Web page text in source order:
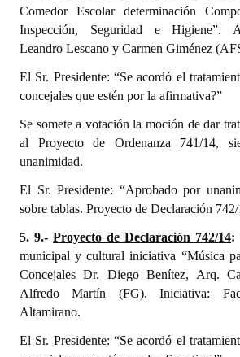
Comedor Escolar determinación
Inspección, Seguridad e Higiene”.
Leandro Lescano y Carmen Giménez
El Sr. Presidente: “Se acordó el
concejales que estén por la afirmativa?”
Se somete a votación la moción de dar
al Proyecto de Ordenanza 741/14,
unanimidad.
El Sr. Presidente: “Aprobado por
sobre tablas. Proyecto de Declaración 742/
5. 9.- Proyecto de Declaración 742/14:
municipal y cultural iniciativa “Música
Concejales Dr. Diego Benítez, Arq.
Alfredo Martín (FG). Iniciativa:
Altamirano.
El Sr. Presidente: “Se acordó el